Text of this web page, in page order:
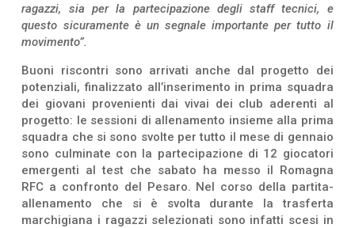
ragazzi, sia per la partecipazione degli staff tecnici, e
questo sicuramente è un segnale importante per tutto il
movimento”.
Buoni riscontri sono arrivati anche dal progetto dei
potenziali, finalizzato all’inserimento in prima squadra
dei giovani provenienti dai vivai dei club aderenti al
progetto: le sessioni di allenamento insieme alla prima
squadra che si sono svolte per tutto il mese di gennaio
sono culminate con la partecipazione di 12 giocatori
emergenti al test che sabato ha messo il Romagna
RFC a confronto del Pesaro. Nel corso della partita-
allenamento che si è svolta durante la trasferta
marchigiana i ragazzi selezionati sono infatti scesi in